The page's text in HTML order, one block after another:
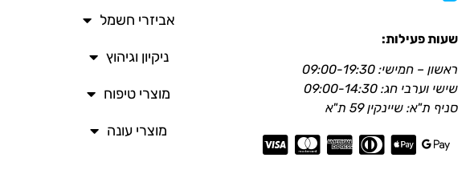
שעות פעילות:
ראשון – חמישי: 09:00-19:30
שישי וערבי חג: 09:00-14:30
סניף ת"א: שיינקין 59 ת"א
אביזרי חשמל
ניקיון וגיהוץ
מוצרי טיפוח
מוצרי עונה